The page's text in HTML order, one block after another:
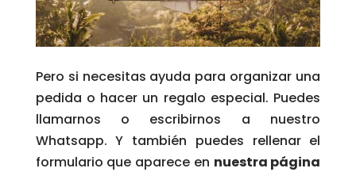
Pero si necesitas ayuda para organizar una
pedida o hacer un regalo especial. Puedes
llamarnos o escribirnos a nuestro
Whatsapp. Y también puedes rellenar el
formulario que aparece en nuestra página